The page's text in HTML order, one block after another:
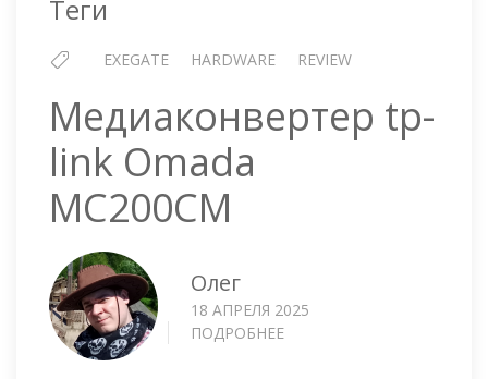
Теги
EXEGATE HARDWARE REVIEW
Медиаконвертер tp-
link Omada
MC200CM
Олег
18 АПРЕЛЯ 2025
ПОДРОБНЕЕ